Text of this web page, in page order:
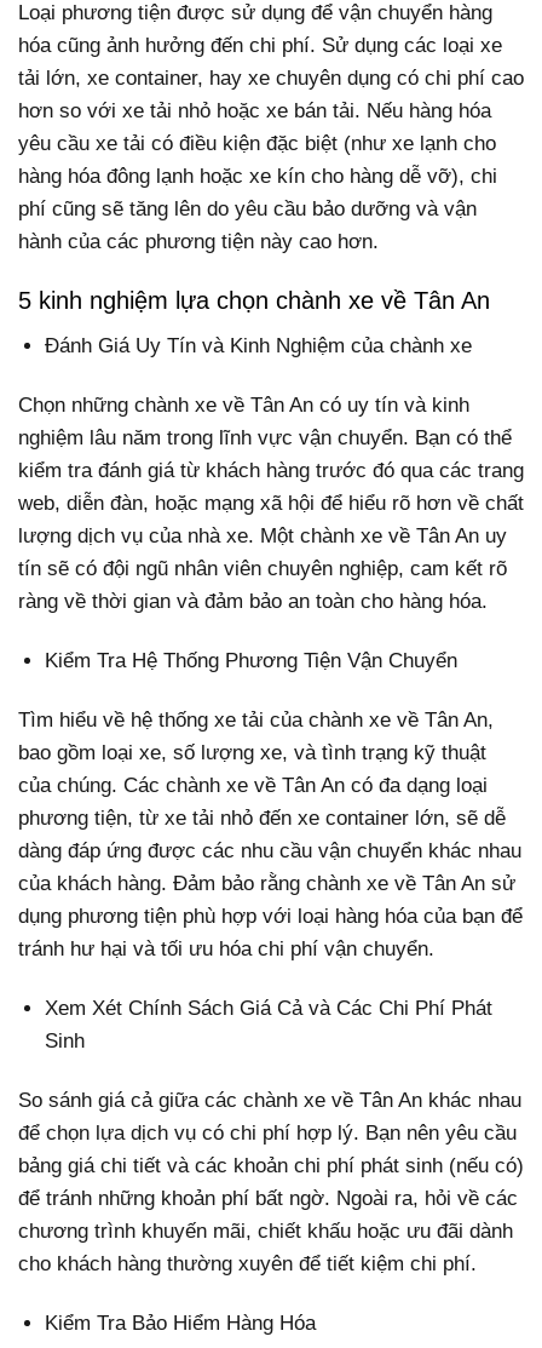
Loại phương tiện được sử dụng để vận chuyển hàng
hóa cũng ảnh hưởng đến chi phí. Sử dụng các loại xe
tải lớn, xe container, hay xe chuyên dụng có chi phí cao
hơn so với xe tải nhỏ hoặc xe bán tải. Nếu hàng hóa
yêu cầu xe tải có điều kiện đặc biệt (như xe lạnh cho
hàng hóa đông lạnh hoặc xe kín cho hàng dễ vỡ), chi
phí cũng sẽ tăng lên do yêu cầu bảo dưỡng và vận
hành của các phương tiện này cao hơn.
5 kinh nghiệm lựa chọn chành xe về Tân An
Đánh Giá Uy Tín và Kinh Nghiệm của chành xe
Chọn những chành xe về Tân An có uy tín và kinh
nghiệm lâu năm trong lĩnh vực vận chuyển. Bạn có thể
kiểm tra đánh giá từ khách hàng trước đó qua các trang
web, diễn đàn, hoặc mạng xã hội để hiểu rõ hơn về chất
lượng dịch vụ của nhà xe. Một chành xe về Tân An uy
tín sẽ có đội ngũ nhân viên chuyên nghiệp, cam kết rõ
ràng về thời gian và đảm bảo an toàn cho hàng hóa.
Kiểm Tra Hệ Thống Phương Tiện Vận Chuyển
Tìm hiểu về hệ thống xe tải của chành xe về Tân An,
bao gồm loại xe, số lượng xe, và tình trạng kỹ thuật
của chúng. Các chành xe về Tân An có đa dạng loại
phương tiện, từ xe tải nhỏ đến xe container lớn, sẽ dễ
dàng đáp ứng được các nhu cầu vận chuyển khác nhau
của khách hàng. Đảm bảo rằng chành xe về Tân An sử
dụng phương tiện phù hợp với loại hàng hóa của bạn để
tránh hư hại và tối ưu hóa chi phí vận chuyển.
Xem Xét Chính Sách Giá Cả và Các Chi Phí Phát
Sinh
So sánh giá cả giữa các chành xe về Tân An khác nhau
để chọn lựa dịch vụ có chi phí hợp lý. Bạn nên yêu cầu
bảng giá chi tiết và các khoản chi phí phát sinh (nếu có)
để tránh những khoản phí bất ngờ. Ngoài ra, hỏi về các
chương trình khuyến mãi, chiết khấu hoặc ưu đãi dành
cho khách hàng thường xuyên để tiết kiệm chi phí.
Kiểm Tra Bảo Hiểm Hàng Hóa